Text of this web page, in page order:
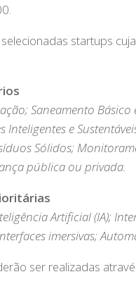
startups
Saneamento
Inteligentes e
Sólidos;
pública ou privada.
Artificial (IA);
imersivas;
ser realizadas